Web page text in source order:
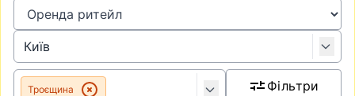
Троєщина Фільтри